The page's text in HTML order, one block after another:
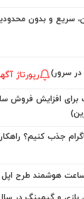
سرور) رپورتاژ
برای افزایش فروش
جذب کنیم؟